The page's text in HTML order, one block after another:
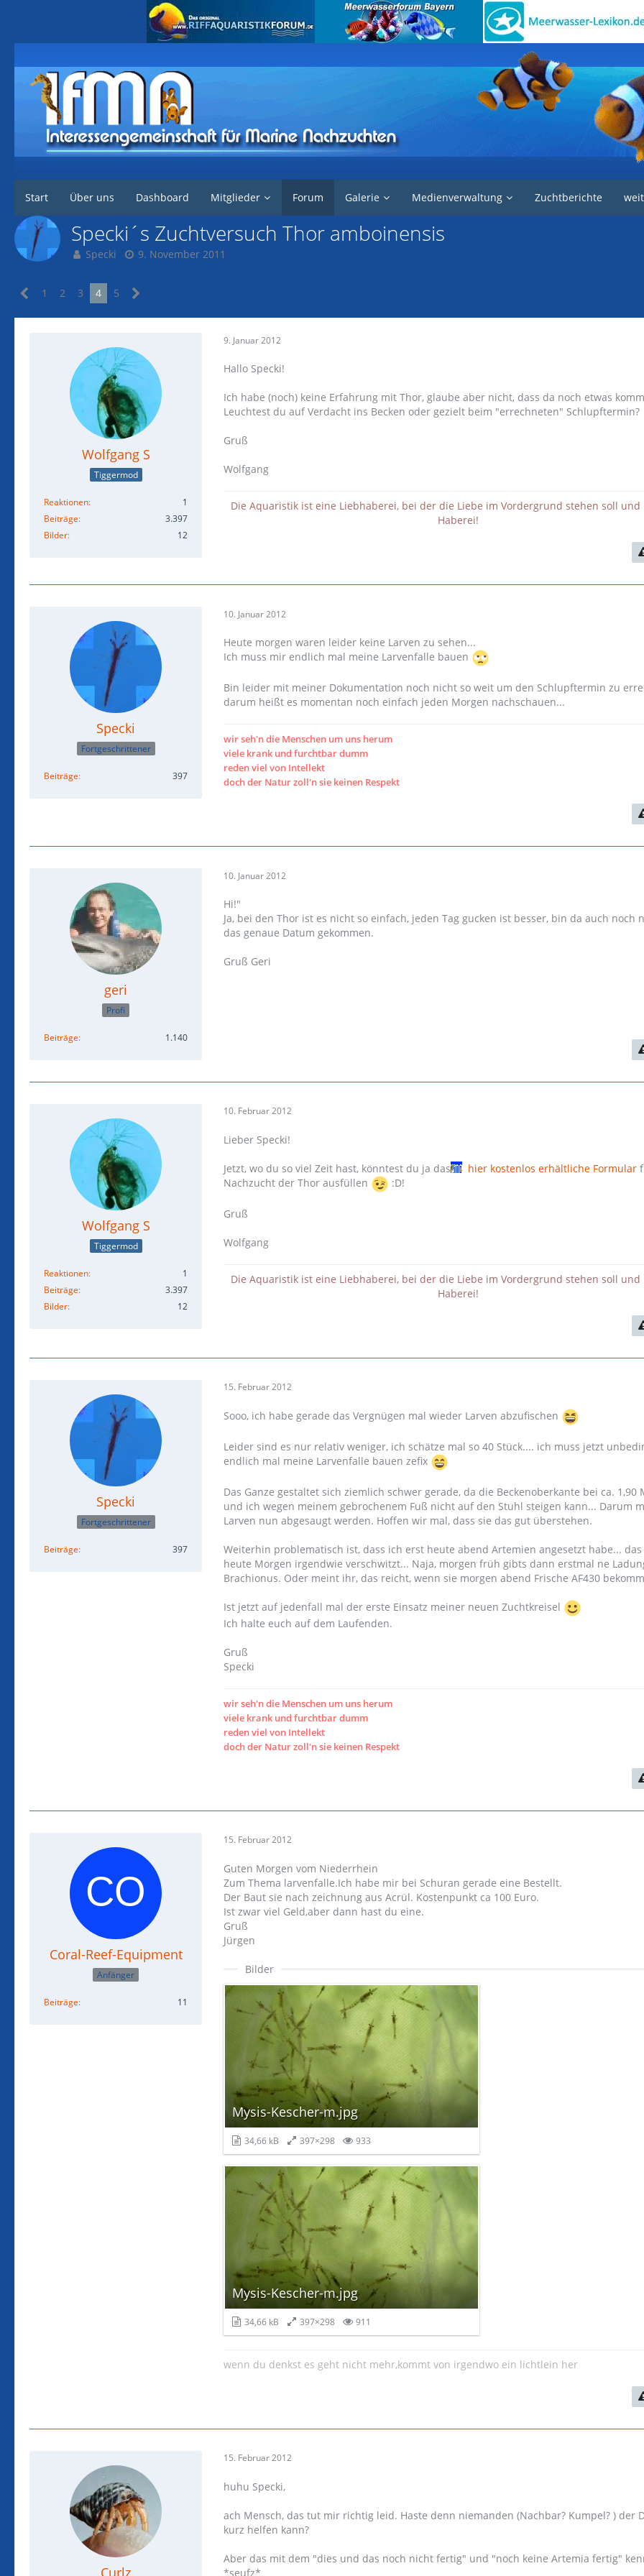
Start Über uns Dashboard Mitglieder Forum Galerie Medienverwaltung Zuchtberichte
Specki´s Zuchtversuch Thor amboinensis
Specki 9. November 2011
1 2 3 4 5
Wolfgang S
Tiggermod
Reaktionen
1
Beiträge
3.397
Bilder
12
9. Januar 2012
Hallo Specki!
Ich habe (noch) keine Erfahrung mit Thor, glaube aber nicht, dass da noch etwas
Leuchtest du auf Verdacht ins Becken oder gezielt beim "errechneten" Schlupftermin?
Gruß
Wolfgang
Die Aquaristik ist eine Liebhaberei, bei der die Liebe im Vordergrund stehen soll
Haberei!
Specki
Fortgeschrittener
Beiträge 397
10. Januar 2012
Heute morgen waren leider keine Larven zu sehen...
Ich muss mir endlich mal meine Larvenfalle bauen
Bin leider mit meiner Dokumentation noch nicht so weit um den Schlupftermin zu
darum heißt es momentan noch einfach jeden Morgen nachschauen...
wir seh'n die Menschen um uns herum
viele krank und furchtbar dumm
reden viel von Intellekt
doch der Natur zoll'n sie keinen Respekt
geri
Profi
Beiträge 1.140
10. Januar 2012
Hi!"
Ja, bei den Thor ist es nicht so einfach, jeden Tag gucken ist besser, bin da auch noch
das genaue Datum gekommen.
Gruß Geri
Wolfgang S
Tiggermod
Reaktionen
1
Beiträge
3.397
Bilder
12
10. Februar 2012
Lieber Specki!
Jetzt, wo du so viel Zeit hast, könntest du ja das hier kostenlos erhältliche Formular
Nachzucht der Thor ausfüllen
:D!
Gruß
Wolfgang
Die Aquaristik ist eine Liebhaberei, bei der die Liebe im Vordergrund stehen soll
Haberei!
Specki
Fortgeschrittener
Beiträge 397
15. Februar 2012
Sooo, ich habe gerade das Vergnügen mal wieder Larven abzufischen
Leider sind es nur relativ weniger, ich schätze mal so 40 Stück.... ich muss jetzt
endlich mal meine Larvenfalle bauen zefix
Das Ganze gestaltet sich ziemlich schwer gerade, da die Beckenoberkante bei ca. 1,90
und ich wegen meinem gebrochenem Fuß nicht auf den Stuhl steigen kann... Darum
Larven nun abgesaugt werden. Hoffen wir mal, dass sie das gut überstehen.
Weiterhin problematisch ist, dass ich erst heute abend Artemien angesetzt habe...
heute Morgen irgendwie verschwitzt... Naja, morgen früh gibts dann erstmal ne
Brachionus. Oder meint ihr, das reicht, wenn sie morgen abend Frische AF430
Ist jetzt auf jedenfall mal der erste Einsatz meiner neuen Zuchtkreisel
Ich halte euch auf dem Laufenden.
Gruß
Specki
wir seh'n die Menschen um uns herum
viele krank und furchtbar dumm
reden viel von Intellekt
doch der Natur zoll'n sie keinen Respekt
Coral-Reef-Equipment
Anfänger
Beiträge 11
15. Februar 2012
Guten Morgen vom Niederrhein
Zum Thema larvenfalle.Ich habe mir bei Schuran gerade eine Bestellt.
Der Baut sie nach zeichnung aus Acrül. Kostenpunkt ca 100 Euro.
Ist zwar viel Geld,aber dann hast du eine.
Gruß
Jürgen
Bilder
Mysis-Kescher-m.jpg
34,66 kB 397×298 933
Mysis-Kescher-m.jpg
34,66 kB 397×298 911
wenn du denkst es geht nicht mehr,kommt von irgendwo ein lichtlein her
Curlz
15. Februar 2012
huhu Specki,
ach Mensch, das tut mir richtig leid. Haste denn niemanden (Nachbar? Kumpel? ) der
kurz helfen kann?
Aber das mit dem "dies und das noch nicht fertig" und "noch keine Artemia fertig"
*seufz*